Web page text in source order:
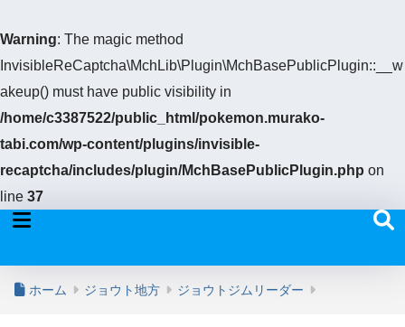
Warning: The magic method
InvisibleReCaptcha\MchLib\Plugin\MchBasePublicPlugin::__w
akeup() must have public visibility in
/home/c3387522/public_html/pokemon.murako-
tabi.com/wp-content/plugins/invisible-
recaptcha/includes/plugin/MchBasePublicPlugin.php on
line 37
ホーム ジョウト地方 ジョウトジムリーダー